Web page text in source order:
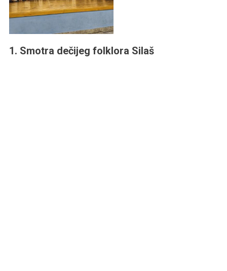
1. Smotra dečijeg folklora Silaš